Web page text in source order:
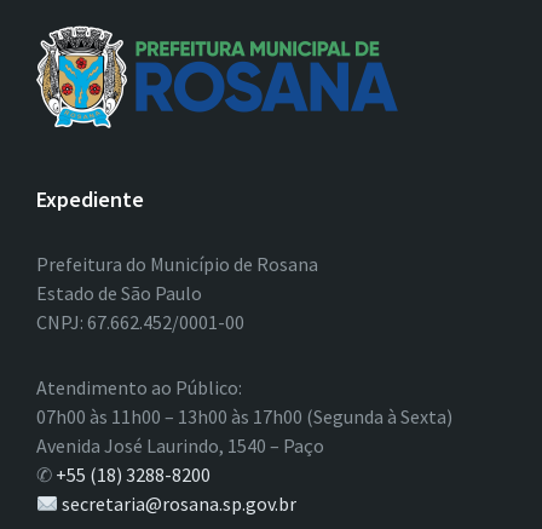
Expediente
Prefeitura do Município de Rosana
Estado de São Paulo
CNPJ: 67.662.452/0001-00
Atendimento ao Público:
07h00 às 11h00 – 13h00 às 17h00 (Segunda à Sexta)
Avenida José Laurindo, 1540 – Paço
✆ +55 (18) 3288-8200
secretaria@rosana.sp.gov.br